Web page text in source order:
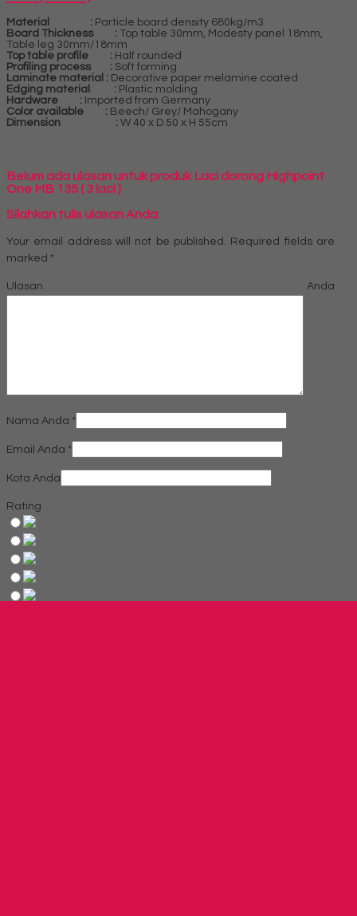
Material : Particle board density 680kg/m3
Board Thickness : Top table 30mm, Modesty panel 18mm,
Table leg 30mm/18mm
Top table profile : Half rounded
Profiling process : Soft forming
Laminate material : Decorative paper melamine coated
Edging material : Plastic molding
Hardware : Imported from Germany
Color available : Beech/ Grey/ Mahogany
Dimension : W 40 x D 50 x H 55cm
Belum ada ulasan untuk produk Laci dorong Highpoint
One MB 135 ( 3 laci )
Silahkan tulis ulasan Anda
Your email address will not be published. Required fields are
marked *
Ulasan Anda
Nama Anda *
Email Anda *
Kota Anda
Rating